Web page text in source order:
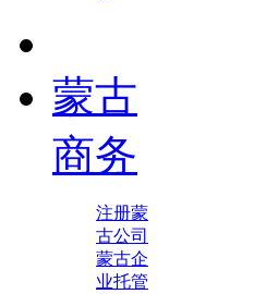
蒙古
商务
注册蒙
古公司
蒙古企
业托管